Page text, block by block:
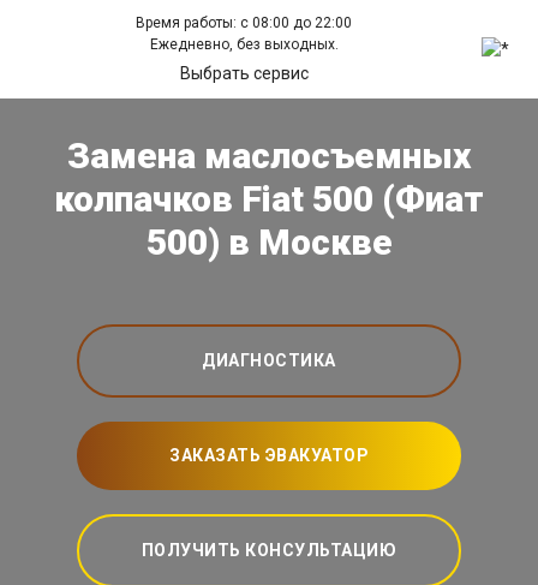
Время работы: с 08:00 до 22:00
Ежедневно, без выходных.
Выбрать сервис
Замена маслосъемных
колпачков Fiat 500 (Фиат
500) в Москве
ДИАГНОСТИКА
ЗАКАЗАТЬ ЭВАКУАТОР
ПОЛУЧИТЬ КОНСУЛЬТАЦИЮ